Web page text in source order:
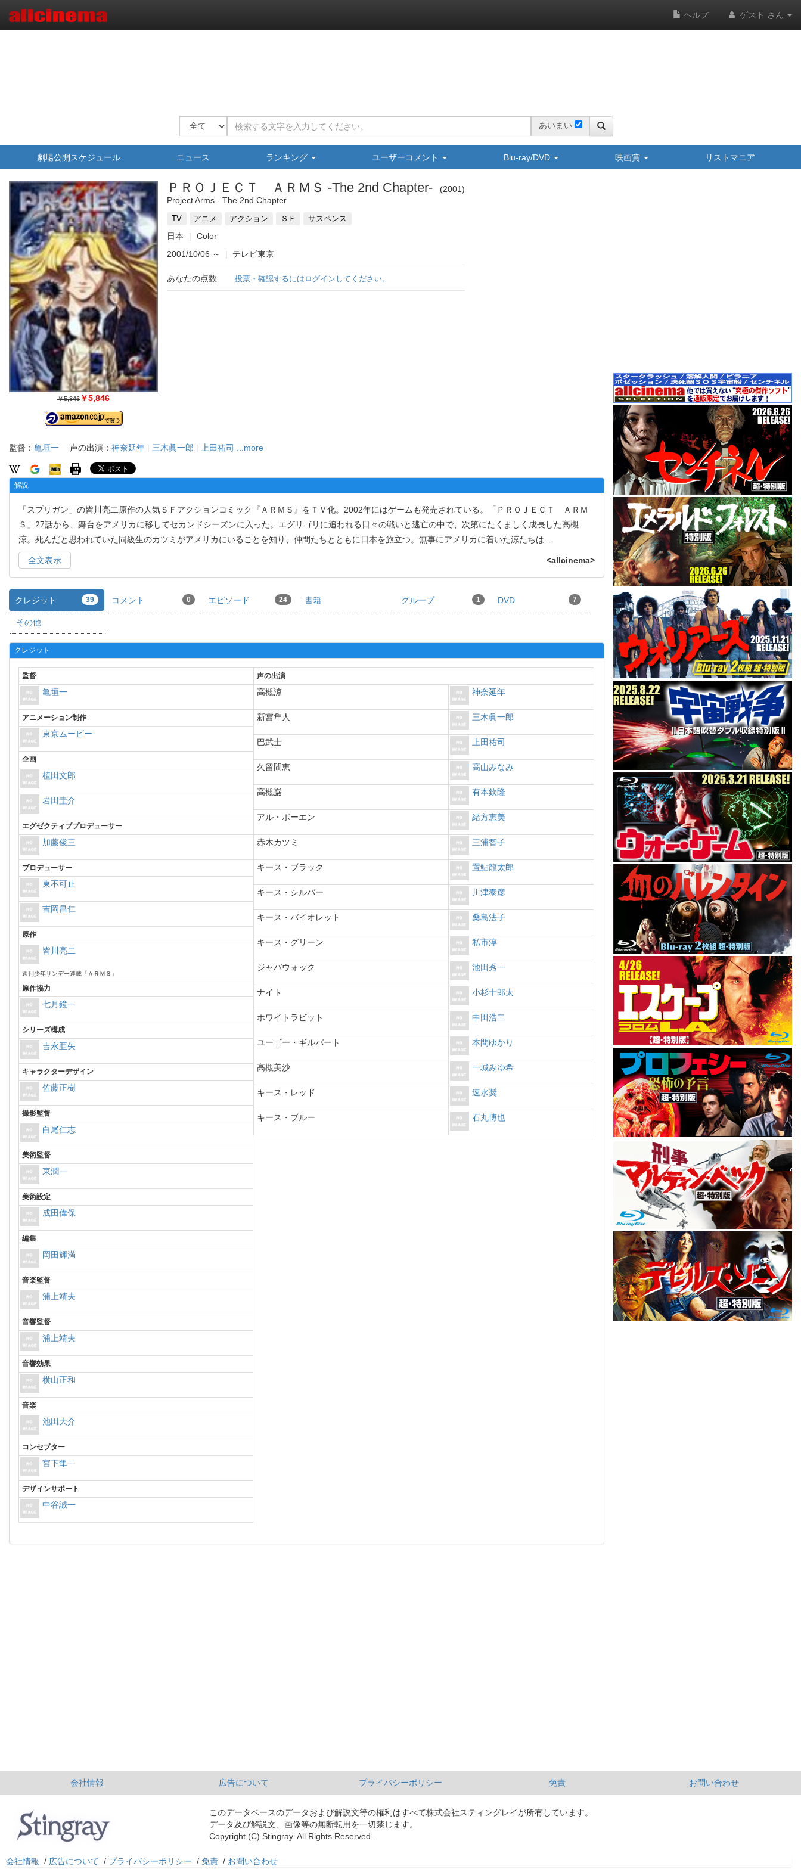
ヘルプ ゲスト さん
あいまい
劇場公開スケジュール ニュース ランキング ユーザーコメント Blu-ray/DVD 映画賞 リストマニア
￥5,846 ￥5,846
ＰＲＯＪＥＣＴ ＡＲＭＳ -The 2nd Chapter-
2001
Project Arms - The 2nd Chapter
TV アニメ アクション ＳＦ サスペンス
日本
Color
2001/10/06 ～ | テレビ東京
あなたの点数 投票・確認するにはログインしてください。
監督： 亀垣一 声の出演： 神奈延年 | 三木眞一郎 | 上田祐司 ...more
解説
「スプリガン」の皆川亮二原作の人気ＳＦアクションコミック『ＡＲＭＳ』をＴＶ化。2002年にはゲームも発売されている。「ＰＲＯＪＥＣＴ ＡＲＭ
Ｓ」27話から、舞台をアメリカに移してセカンドシーズンに入った。エグリゴリに追われる日々の戦いと逃亡の中で、次第にたくましく成長した高槻
涼。死んだと思われていた同級生のカツミがアメリカにいることを知り、仲間たちとともに日本を旅立つ。無事にアメリカに着いた涼たちは
全文表示 <allcinema>
クレジット 39 コメント 0 エピソード 24 書籍 グループ 1 DVD 7
その他
クレジット
監督
亀垣一
アニメーション制作
東京ムービー
企画
植田文郎
岩田圭介
エグゼクティブプロデューサー
加藤俊三
プロデューサー
東不可止
吉岡昌仁
原作
皆川亮二
週刊少年サンデー連載「ＡＲＭＳ」
原作協力
七月鏡一
シリーズ構成
吉永亜矢
キャラクターデザイン
佐藤正樹
撮影監督
白尾仁志
美術監督
東潤一
美術設定
成田偉保
編集
岡田輝満
音楽監督
浦上靖夫
音響監督
浦上靖夫
音響効果
横山正和
音楽
池田大介
コンセプター
宮下隼一
デザインサポート
中谷誠一
声の出演
高槻涼 神奈延年
新宮隼人 三木眞一郎
巴武士 上田祐司
久留間恵 高山みなみ
高槻巌 有本欽隆
アル・ボーエン 緒方恵美
赤木カツミ 三浦智子
キース・ブラック 置鮎龍太郎
キース・シルバー 川津泰彦
キース・バイオレット 桑島法子
キース・グリーン 私市淳
ジャバウォック 池田秀一
ナイト 小杉十郎太
ホワイトラビット 中田浩二
ユーゴー・ギルバート 本間ゆかり
高槻美沙 一城みゆ希
キース・レッド 速水奨
キース・ブルー 石丸博也
会社情報 広告について プライバシーポリシー 免責 お問い合わせ
このデータベースのデータおよび解説文等の権利はすべて株式会社スティングレイが所有しています。
データ及び解説文、画像等の無断転用を一切禁じます。
Copyright (C) Stingray. All Rights Reserved.
会社情報 / 広告について / プライバシーポリシー / 免責 / お問い合わせ